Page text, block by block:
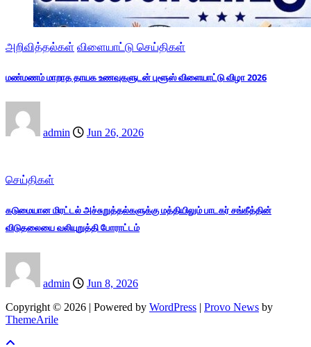
அறிவித்தல்கள் விளையாட்டு செய்திகள்
மண்மணம் மாறாத தாயக உணவுகளுடன் புளூஸ் விளையாட்டு விழா 2026
admin Jun 26, 2026
செய்திகள்
கடுமையான மிரட்டல் அச்சுறுத்தல்களுக்கு மத்தியிலும் பாடகர் சங்கீத்தின்
விடுதலையை வலியுறுத்தி போராட்டம்
admin
Jun 8, 2026
Copyright © 2026 | Powered by WordPress | Provo News by
ThemeArile